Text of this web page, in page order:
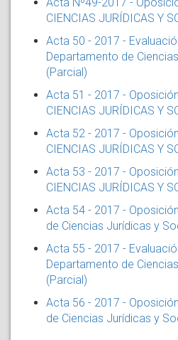
Acta Nº49-2017 -
CIENCIAS JURÍDICAS Y
Acta 50 - 2017 -
Departamento de
(Parcial)
Acta 51 - 2017 -
CIENCIAS JURÍDICAS Y
Acta 52 - 2017 -
CIENCIAS JURÍDICAS Y
Acta 53 - 2017 -
CIENCIAS JURÍDICAS Y
Acta 54 - 2017 -
de Ciencias Jurídicas y
Acta 55 - 2017 -
Departamento de
(Parcial)
Acta 56 - 2017 -
de Ciencias Jurídicas y